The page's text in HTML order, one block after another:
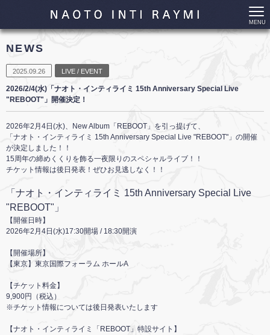
MENU
NEWS
2025.09.26 LIVE / EVENT
2026/2/4(水)「ナオト・インティライミ 15th Anniversary Special Live
"REBOOT"」開催決定！
2026年2月4日(水)、New Album「REBOOT」を引っ提げて、
「ナオト・インティライミ 15th Anniversary Special Live "REBOOT"」の開催
が決定しました！！
15周年の締めくくりを飾る一夜限りのスペシャルライブ！！
チケット情報は後日発表！ぜひお見逃しなく！！
「ナオト・インティライミ 15th Anniversary Special Live
"REBOOT"」
【開催日時】
2026年2月4日(水)17:30開場 / 18:30開演
【開催場所】
【東京】東京国際フォーラム ホールA
【チケット料金】
9,900円（税込）
※チケット情報については後日発表いたします
【ナオト・インティライミ「REBOOT」特設サイト】